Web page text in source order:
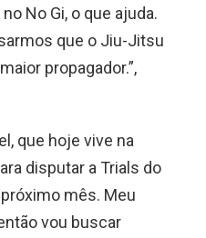
No Gi, o que ajuda.
que o Jiu-Jitsu
propagador.”,
que hoje vive na
disputar a Trials do
mês. Meu
vou buscar